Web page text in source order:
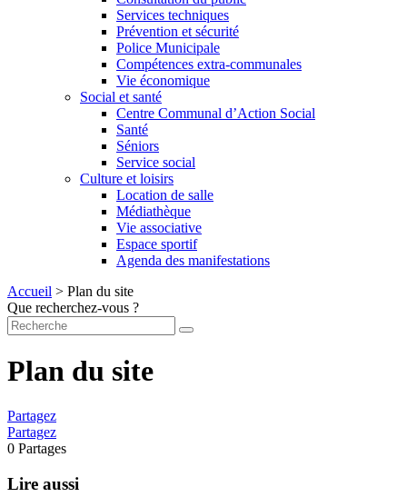
Services techniques
Prévention et sécurité
Police Municipale
Compétences extra-communales
Vie économique
Social et santé
Centre Communal d’Action Social
Santé
Séniors
Service social
Culture et loisirs
Location de salle
Médiathèque
Vie associative
Espace sportif
Agenda des manifestations
Accueil > Plan du site
Que recherchez-vous ?
Plan du site
Partagez
Partagez
0 Partages
Lire aussi